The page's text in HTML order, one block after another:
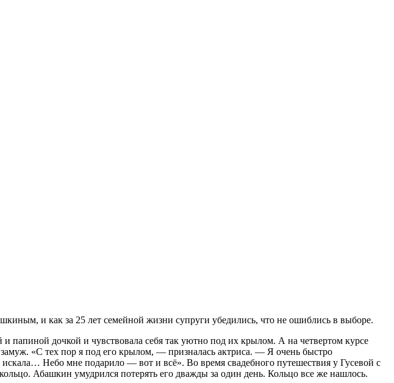
и как за 25 лет семейной жизни супруги убедились, что не ошиблись в выборе.
дочкой и чувствовала себя так уютно под их крылом. А на четвертом курсе
«С тех пор я под его крылом, — призналась актриса. — Я очень быстро
Небо мне подарило — вот и всё». Во время свадебного путешествия у Гусевой с
Абашкин умудрился потерять его дважды за один день. Кольцо все же нашлось.